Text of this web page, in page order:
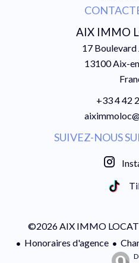
AIX IMMO
17 Boulevard
13100Aix-
+33 4 42
SUIVEZ-NOUS
©2026 AIX IMMO
Honoraires d'agence